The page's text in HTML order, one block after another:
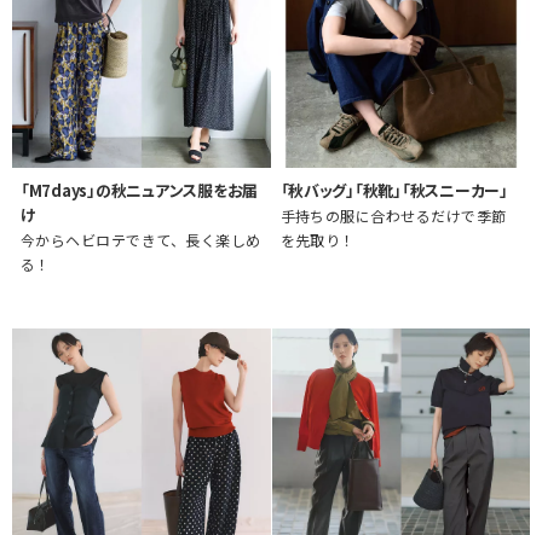
「M7days」の秋ニュアンス服をお届
け
今からヘビロテできて、長く楽しめ
る！
「秋バッグ」「秋靴」「秋スニーカー」
手持ちの服に合わせるだけで季節
を先取り！